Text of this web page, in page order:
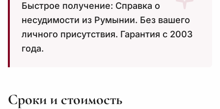
Быстрое получение: Справка о
несудимости из Румынии. Без вашего
личного присутствия. Гарантия с 2003
года.
Сроки и стоимость